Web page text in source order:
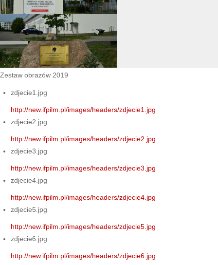
Zestaw obrazów 2019
zdjecie1.jpg
http://new.ifpilm.pl/images/headers/zdjecie1.jpg
zdjecie2.jpg
http://new.ifpilm.pl/images/headers/zdjecie2.jpg
zdjecie3.jpg
http://new.ifpilm.pl/images/headers/zdjecie3.jpg
zdjecie4.jpg
http://new.ifpilm.pl/images/headers/zdjecie4.jpg
zdjecie5.jpg
http://new.ifpilm.pl/images/headers/zdjecie5.jpg
zdjecie6.jpg
http://new.ifpilm.pl/images/headers/zdjecie6.jpg